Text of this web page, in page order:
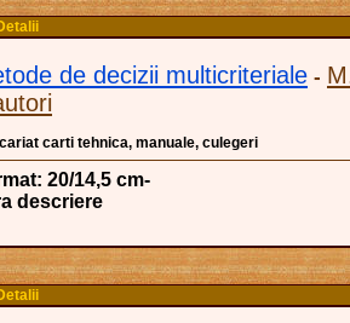
de decizii multicriteriale -
carti tehnica, manuale, culegeri
20/14,5 cm-
descriere